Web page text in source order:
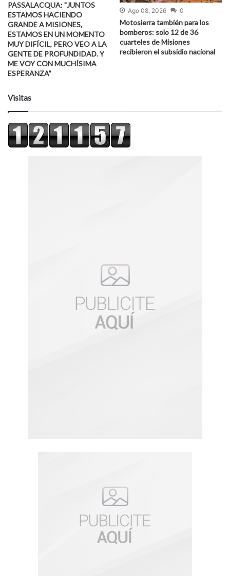
PASSALACQUA: "JUNTOS
ESTAMOS HACIENDO
GRANDE A MISIONES,
ESTAMOS EN UN MOMENTO
MUY DIFÍCIL, PERO VEO A LA
GENTE DE PROFUNDIDAD. Y
ME VOY CON MUCHÍSIMA
ESPERANZA”
Ago 08, 2026 0
Motosierra también para los
bomberos: solo 12 de 36
cuarteles de Misiones
recibieron el subsidio nacional
Visitas